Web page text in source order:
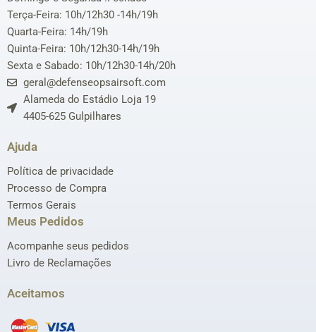
Terça-Feira: 10h/12h30 -14h/19h
Quarta-Feira: 14h/19h
Quinta-Feira: 10h/12h30-14h/19h
Sexta e Sabado: 10h/12h30-14h/20h
geral@defenseopsairsoft.com
Alameda do Estádio Loja 19
4405-625 Gulpilhares
Ajuda
Política de privacidade
Processo de Compra
Termos Gerais
Meus Pedidos
Acompanhe seus pedidos
Livro de Reclamações
Aceitamos